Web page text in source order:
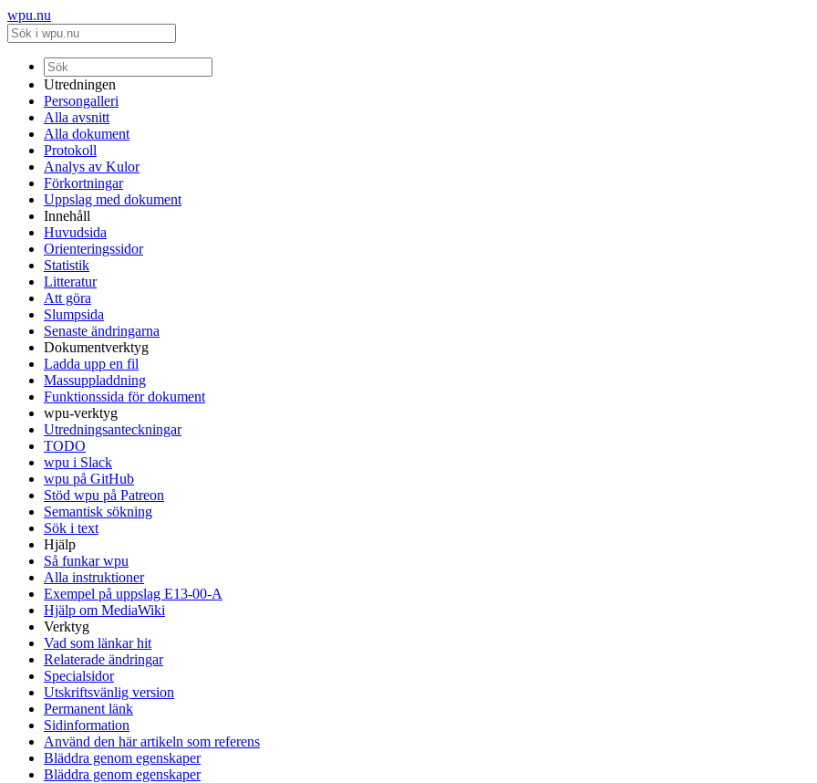
wpu.nu
Utredningen
Persongalleri
Alla avsnitt
Alla dokument
Protokoll
Analys av Kulor
Förkortningar
Uppslag med dokument
Innehåll
Huvudsida
Orienteringssidor
Statistik
Litteratur
Att göra
Slumpsida
Senaste ändringarna
Dokumentverktyg
Ladda upp en fil
Massuppladdning
Funktionssida för dokument
wpu-verktyg
Utredningsanteckningar
TODO
wpu i Slack
wpu på GitHub
Stöd wpu på Patreon
Semantisk sökning
Sök i text
Hjälp
Så funkar wpu
Alla instruktioner
Exempel på uppslag E13-00-A
Hjälp om MediaWiki
Verktyg
Vad som länkar hit
Relaterade ändringar
Specialsidor
Utskriftsvänlig version
Permanent länk
Sidinformation
Använd den här artikeln som referens
Bläddra genom egenskaper
Bläddra genom egenskaper